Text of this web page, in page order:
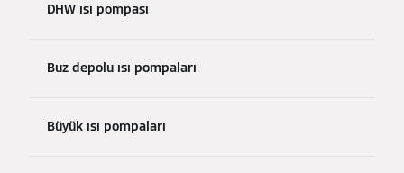
DHW ısı pompası
Buz depolu ısı pompaları
Büyük ısı pompaları